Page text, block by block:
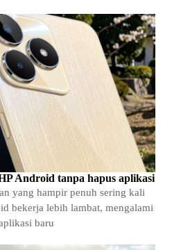
Android tanpa hapus aplikasi
yang hampir penuh sering kali
bekerja lebih lambat, mengalami
baru